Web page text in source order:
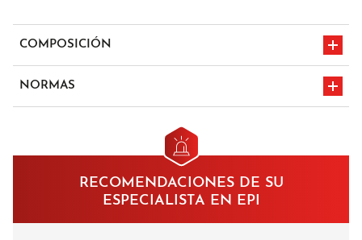
COMPOSICIÓN
satén - 340 gr/m²
NORMAS
A1/B1/C1/D2/E2/F1
classe 1
RECOMENDACIONES DE SU
ESPECIALISTA EN EPI